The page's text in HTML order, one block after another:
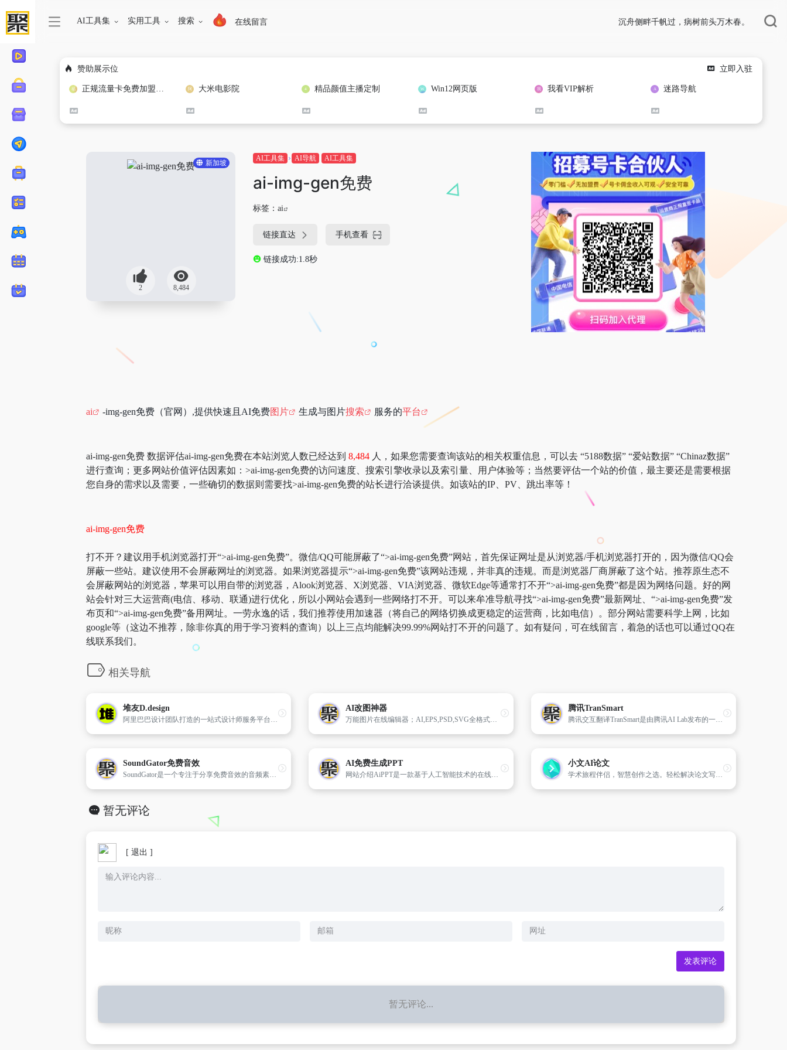
AI工具集 实用工具 搜索 在线留言 沉舟侧畔千帆过，病树前头万木春。
赞助展示位 立即入驻
正规流量卡免费加盟合作 大米电影院 精品颜值主播定制 Win12网页版 我看VIP解析 迷路导航
新加坡
2 8,484
AI工具集 AI导航 AI工具集
ai-img-gen免费
标签： ai
链接直达 手机查看
链接成功:1.8秒
ai -img-gen免费（官网）,提供快速且AI免费图片 生成与图片搜索 服务的平台
ai-img-gen免费 数据评估ai-img-gen免费在本站浏览人数已经达到 8,484 人，如果您需要查询该站的相关权重信息，可以去 “5188数据” “爱站数据” “Chinaz数据”
进行查询；更多网站价值评估因素如：>ai-img-gen免费的访问速度、搜索引擎收录以及索引量、用户体验等；当然要评估一个站的价值，最主要还是需要根据
您自身的需求以及需要，一些确切的数据则需要找>ai-img-gen免费的站长进行洽谈提供。如该站的IP、PV、跳出率等！
ai-img-gen免费
打不开？建议用手机浏览器打开“>ai-img-gen免费”。微信/QQ可能屏蔽了“>ai-img-gen免费”网站，首先保证网址是从浏览器/手机浏览器打开的，因为微信/QQ会
屏蔽一些站。建议使用不会屏蔽网址的浏览器。如果浏览器提示“>ai-img-gen免费”该网站违规，并非真的违规。而是浏览器厂商屏蔽了这个站。推荐原生态不
会屏蔽网站的浏览器，苹果可以用自带的浏览器，Alook浏览器、X浏览器、VIA浏览器、微软Edge等通常打不开“>ai-img-gen免费”都是因为网络问题。好的网
站会针对三大运营商(电信、移动、联通)进行优化，所以小网站会遇到一些网络打不开。可以来牟准导航寻找“>ai-img-gen免费”最新网址、“>ai-img-gen免费”发
布页和“>ai-img-gen免费”备用网址。一劳永逸的话，我们推荐使用加速器（将自己的网络切换成更稳定的运营商，比如电信）。部分网站需要科学上网，比如
google等（这边不推荐，除非你真的用于学习资料的查询）以上三点均能解决99.99%网站打不开的问题了。如有疑问，可在线留言，着急的话也可以通过QQ在
线联系我们。
相关导航
堆友D.design
阿里巴巴设计团队打造的一站式设计师服务平台堆友，通过整合高品质3D素材、实时渲染和多元场景编辑工具，为设计师提供了一个强大且易用的平台，显著提升了设计工作效率和创作质量。
AI改图神器
万能图片在线编辑器；AI,EPS,PSD,SVG全格式支持。....
腾讯TranSmart
腾讯交互翻译TranSmart是由腾讯AI Lab发布的一款AI辅助翻译产品，可满足用户快速翻译的需求，用AI辅助人工翻译提高效率和质量。TranSmart采用了团队自研的人机交互式机器翻译技术...
SoundGator免费音效
SoundGator是一个专注于分享免费音效的音频素材网站，凭借其丰富的分类、高质量音频和多样的格式选择，成为了众多创作者不可或缺的资源宝库。
AI免费生成PPT
网站介绍AiPPT是一款基于人工智能技术的在线PPT生成工具，旨在通过简化PPT创建流程来提升工作效率。它不[…]
小文AI论文
学术旅程伴侣，智慧创作之选。轻松解决论文写作难题，AI论文助您一键完成，仅需一杯咖啡时间，即可轻松问鼎学术高峰！
暂无评论
[ 退出 ]
暂无评论...